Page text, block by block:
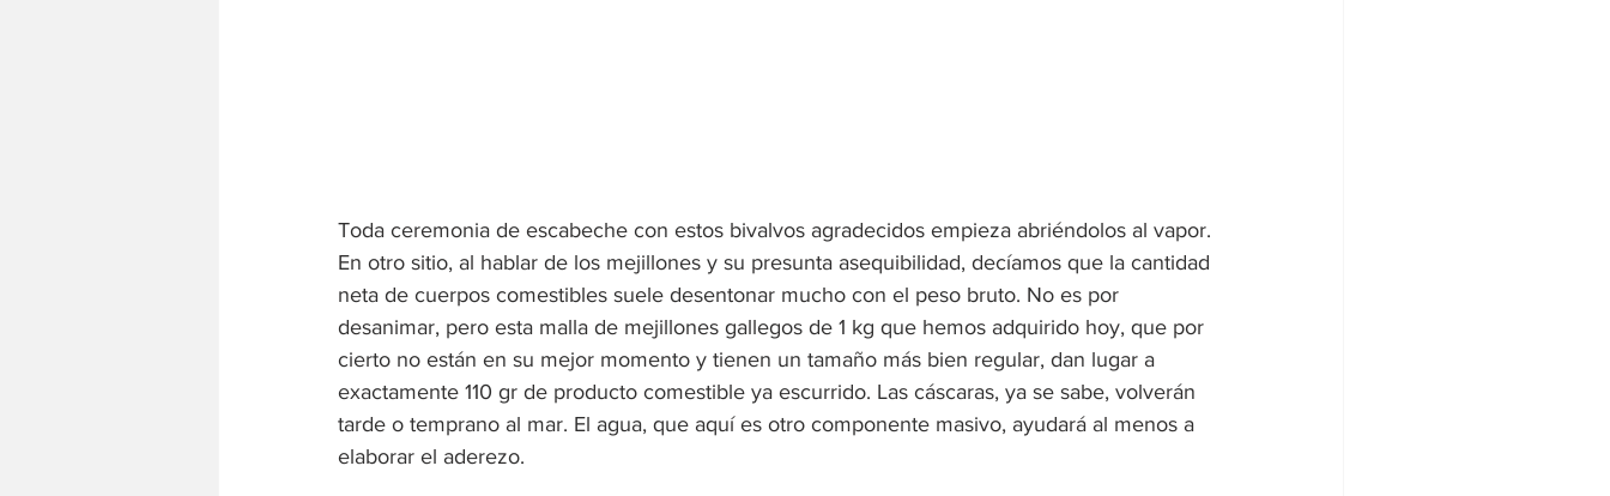
Toda ceremonia de escabeche con estos bivalvos agradecidos empieza abriéndolos al vapor.
En otro sitio, al hablar de los mejillones y su presunta asequibilidad, decíamos que la cantidad
neta de cuerpos comestibles suele desentonar mucho con el peso bruto. No es por
desanimar, pero esta malla de mejillones gallegos de 1 kg que hemos adquirido hoy, que por
cierto no están en su mejor momento y tienen un tamaño más bien regular, dan lugar a
exactamente 110 gr de producto comestible ya escurrido. Las cáscaras, ya se sabe, volverán
tarde o temprano al mar. El agua, que aquí es otro componente masivo, ayudará al menos a
elaborar el aderezo.